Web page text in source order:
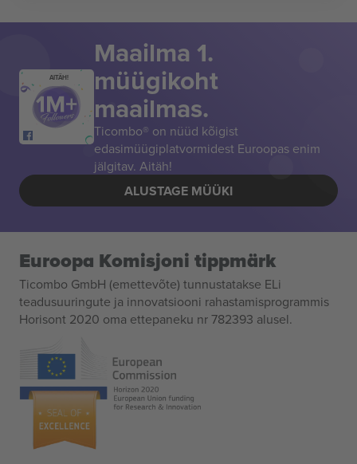
AITÄH!
Maailma 1.
müügikoht
maailmas.
Ticombo® on nüüd kõigist
edasimüügiplatvormidest Euroopas enim
jälgitav. Aitäh!
ALUSTAGE MÜÜKI
Euroopa Komisjoni tippmärk
Ticombo GmbH (emettevõte) tunnustatakse ELi
teadusuuringute ja innovatsiooni rahastamisprogrammis
Horisont 2020 oma ettepaneku nr 782393 alusel.